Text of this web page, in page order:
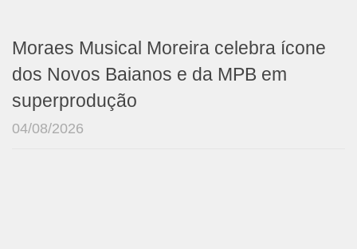
Moraes Musical Moreira celebra ícone
dos Novos Baianos e da MPB em
superprodução
04/08/2026